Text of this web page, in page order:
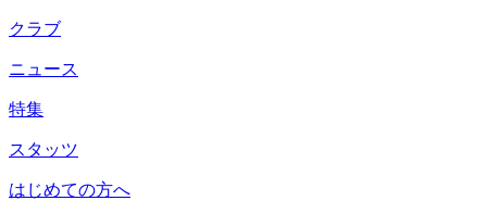
クラブ
ニュース
特集
スタッツ
はじめての方へ